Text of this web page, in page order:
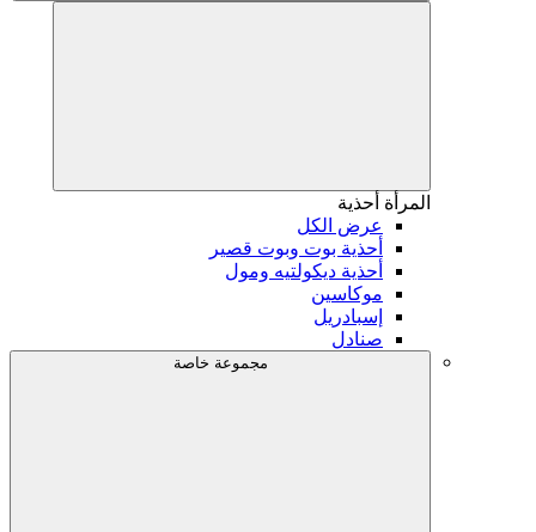
أحذية
عرض الكل
أحذية بوت وبوت قصير
أحذية ديكولتيه ومول
موكاسين
إسبادريل
صنادل
مجموعة خاصة